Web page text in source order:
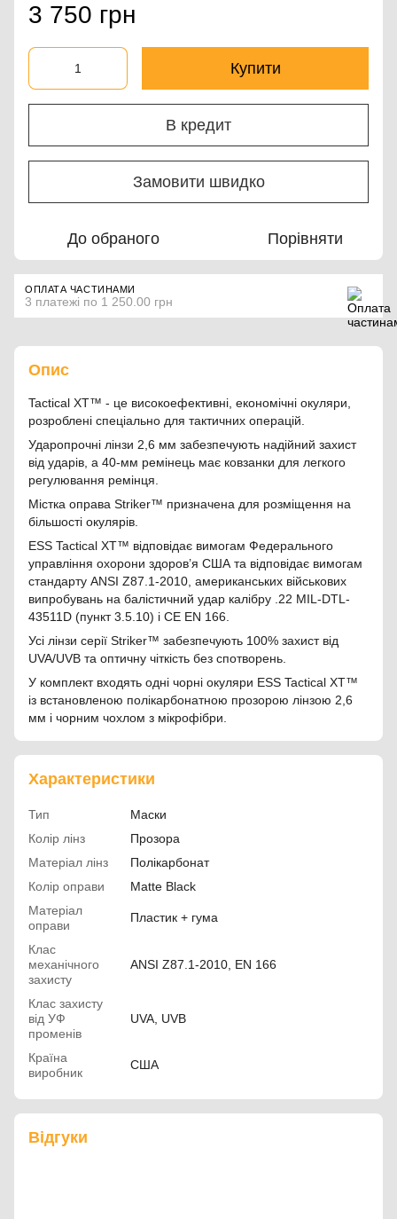
3 750 грн
Купити
В кредит
Замовити швидко
До обраного Порівняти
ОПЛАТА ЧАСТИНАМИ
3 платежі по 1 250.00 грн
Опис
Tactical XT™ - це високоефективні, економічні окуляри,
розроблені спеціально для тактичних операцій.
Ударопрочні лінзи 2,6 мм забезпечують надійний захист
від ударів, а 40-мм ремінець має ковзанки для легкого
регулювання ремінця.
Містка оправа Striker™ призначена для розміщення на
більшості окулярів.
ESS Tactical XT™ відповідає вимогам Федерального
управління охорони здоров’я США та відповідає вимогам
стандарту ANSI Z87.1-2010, американських військових
випробувань на балістичний удар калібру .22 MIL-DTL-
43511D (пункт 3.5.10) і CE EN 166.
Усі лінзи серії Striker™ забезпечують 100% захист від
UVA/UVB та оптичну чіткість без спотворень.
У комплект входять одні чорні окуляри ESS Tactical XT™
із встановленою полікарбонатною прозорою лінзою 2,6
мм і чорним чохлом з мікрофібри.
Характеристики
Тип
Маски
Колір лінз
Прозора
Матеріал лінз
Полікарбонат
Колір оправи
Matte Black
Матеріал
оправи
Пластик + гума
Клас
механічного
захисту
ANSI Z87.1-2010, EN 166
Клас захисту
від УФ
променів
UVA, UVB
Країна
виробник
США
Відгуки